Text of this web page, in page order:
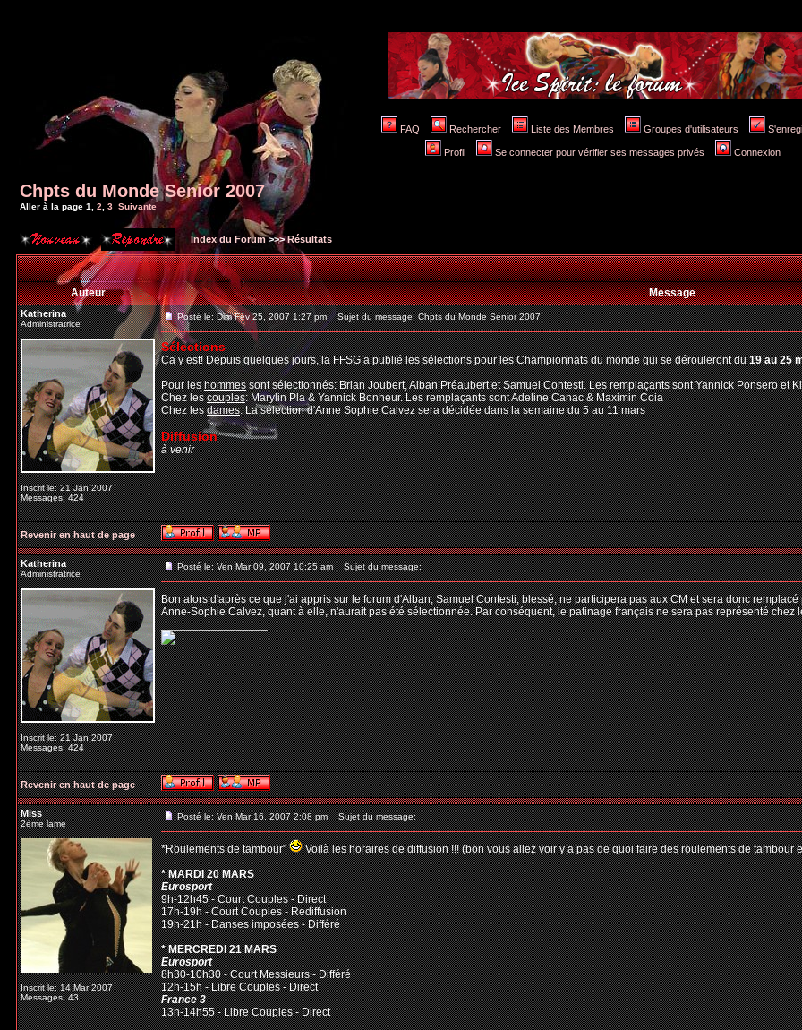
FAQ Rechercher Liste des Membres Groupes d'utilisateurs
Profil Se connecter pour vérifier ses messages privés Connexion
Chpts du Monde Senior 2007
Aller à la page 1 2 3 Suivante
Index du Forum>>>Résultats
Auteur Message
Katherina
Administratrice
Inscrit le: 21 Jan 2007
Messages: 424
Posté le: Dim Fév 25, 2007 1:27 pm Sujet du message: Chpts du Monde Senior 2007
Sélections
Ca y est! Depuis quelques jours, la FFSG a publié les sélections pour les Championnats du monde qui se dérouleront du19 au 25
Pour leshommessont sélectionnés: Brian Joubert, Alban Préaubert et Samuel Contesti. Les remplaçants sont Yannick Ponsero et
Chez lescouples: Marylin Pla & Yannick Bonheur. Les remplaçants sont Adeline Canac & Maximin Coia
Chez lesdames: La sélection d'Anne Sophie Calvez sera décidée dans la semaine du 5 au 11 mars
Diffusion
à venir
Revenir en haut de page
Katherina
Administratrice
Inscrit le: 21 Jan 2007
Messages: 424
Posté le: Ven Mar 09, 2007 10:25 am Sujet du message:
Bon alors d'après ce que j'ai appris sur le forum d'Alban, Samuel Contesti, blessé, ne participera pas aux CM et sera donc
Anne-Sophie Calvez, quant à elle, n'aurait pas été sélectionnée. Par conséquent, le patinage français ne sera pas représenté chez
_________________
Revenir en haut de page
Miss
2ème lame
Inscrit le: 14 Mar 2007
Messages: 43
Posté le: Ven Mar 16, 2007 2:08 pm Sujet du message:
*Roulements de tambour" Voilà les horaires de diffusion !!! (bon vous allez voir y a pas de quoi faire des roulements de tambour
* MARDI 20 MARS
Eurosport
9h-12h45 - Court Couples - Direct
17h-19h - Court Couples - Rediffusion
19h-21h - Danses imposées - Différé
* MERCREDI 21 MARS
Eurosport
8h30-10h30 - Court Messieurs - Différé
12h-15h - Libre Couples - Direct
France 3
13h-14h55 - Libre Couples - Direct